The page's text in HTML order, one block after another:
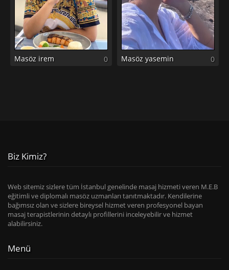
Masöz irem 0 Masöz yasemin 0
Biz Kimiz?
Web sitemiz sizlere tüm İstanbul genelinde masaj hizmeti veren M.E.B
eğitimli ve diplomalı masöz uzmanları tanıtmaktadır. Kendilerine
bağımsız olan ve sizlere bireysel hizmet veren profesyonel bayan
masaj terapistlerinin detaylı profillerini inceleyebilir ve hizmet
alabilirsiniz.
Menü